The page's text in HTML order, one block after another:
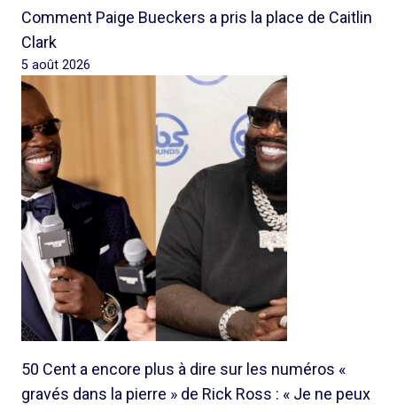
Comment Paige Bueckers a pris la place de Caitlin
Clark
5 août 2026
50 Cent a encore plus à dire sur les numéros «
gravés dans la pierre » de Rick Ross : « Je ne peux